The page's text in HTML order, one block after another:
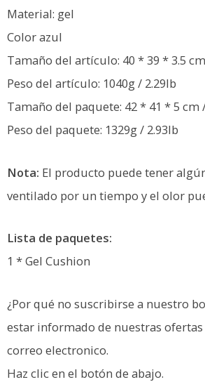
Material: gel
Color azul
Tamaño del artículo: 40 * 39 * 3.5
Peso del artículo: 1040g / 2.29lb
Tamaño del paquete: 42 * 41 * 5 cm
Peso del paquete: 1329g / 2.93lb
Nota: El producto puede tener
ventilado por un tiempo y el olor
Lista de paquetes:
1 * Gel Cushion
¿Por qué no suscribirse a nuestro
estar informado de nuestras
correo electronico.
Haz clic en el botón de abajo.